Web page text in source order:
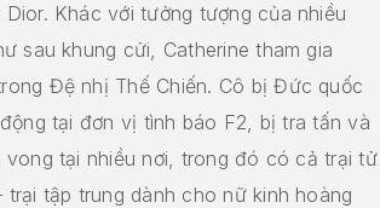
Dior. Khác với tưởng tượng của nhiều
sau khung cửi, Catherine tham gia
Đệ nhị Thế Chiến. Cô bị Đức quốc
tại đơn vị tình báo F2, bị tra tấn và
tại nhiều nơi, trong đó có cả trại tử
trại tập trung dành cho nữ kinh hoàng